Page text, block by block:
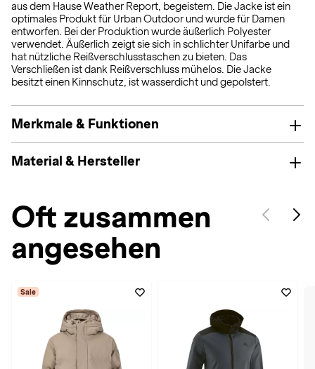
aus dem Hause Weather Report, begeistern. Die Jacke ist ein
optimales Produkt für Urban Outdoor und wurde für Damen
entworfen. Bei der Produktion wurde äußerlich Polyester
verwendet. Äußerlich zeigt sie sich in schlichter Unifarbe und
hat nützliche Reißverschlusstaschen zu bieten. Das
Verschließen ist dank Reißverschluss mühelos. Die Jacke
besitzt einen Kinnschutz, ist wasserdicht und gepolstert.
Merkmale & Funktionen
Material & Hersteller
Oft zusammen
angesehen
Sale